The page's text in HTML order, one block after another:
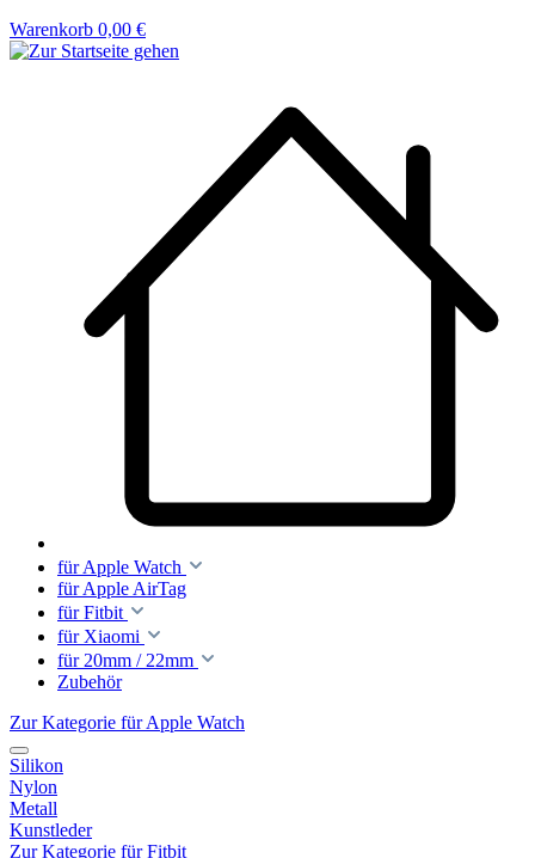
Warenkorb 0,00 €
für Apple Watch
für Apple AirTag
für Fitbit
für Xiaomi
für 20mm / 22mm
Zubehör
Zur Kategorie für Apple Watch
Silikon
Nylon
Metall
Kunstleder
Zur Kategorie für Fitbit